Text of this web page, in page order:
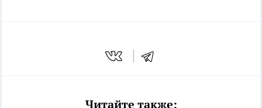
Читайте также: